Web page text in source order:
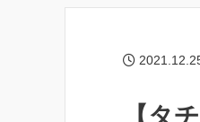
【タ